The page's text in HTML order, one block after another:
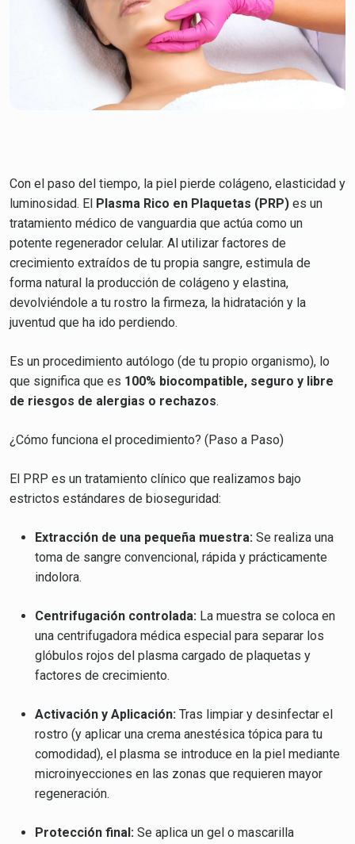
Con el paso del tiempo, la piel pierde colágeno, elasticidad y
luminosidad. El Plasma Rico en Plaquetas (PRP) es un
tratamiento médico de vanguardia que actúa como un
potente regenerador celular. Al utilizar factores de
crecimiento extraídos de tu propia sangre, estimula de
forma natural la producción de colágeno y elastina,
devolviéndole a tu rostro la firmeza, la hidratación y la
juventud que ha ido perdiendo.
Es un procedimiento autólogo (de tu propio organismo), lo
que significa que es 100% biocompatible, seguro y libre
de riesgos de alergias o rechazos.
¿Cómo funciona el procedimiento? (Paso a Paso)
El PRP es un tratamiento clínico que realizamos bajo
estrictos estándares de bioseguridad:
Extracción de una pequeña muestra: Se realiza una
toma de sangre convencional, rápida y prácticamente
indolora.
Centrifugación controlada: La muestra se coloca en
una centrifugadora médica especial para separar los
glóbulos rojos del plasma cargado de plaquetas y
factores de crecimiento.
Activación y Aplicación: Tras limpiar y desinfectar el
rostro (y aplicar una crema anestésica tópica para tu
comodidad), el plasma se introduce en la piel mediante
microinyecciones en las zonas que requieren mayor
regeneración.
Protección final: Se aplica un gel o mascarilla